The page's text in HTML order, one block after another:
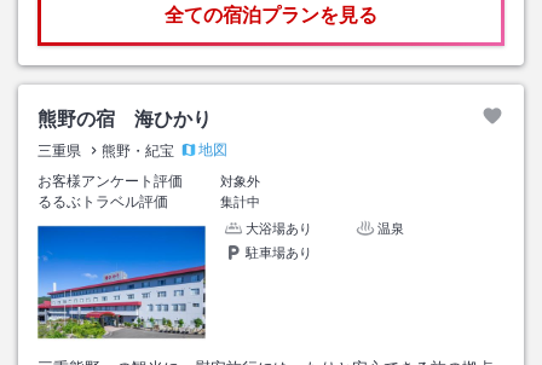
全ての宿泊プランを見る
熊野の宿 海ひかり
三重県 熊野・紀宝
地図
お客様アンケート評価
対象外
るるぶトラベル評価
集計中
大浴場あり
温泉
駐車場あり